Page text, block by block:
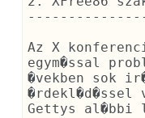
Az X
egym�ssal
�vekben sok
Gettys al�bbi